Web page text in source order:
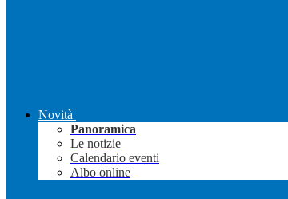
Novità
Panoramica
Le notizie
Calendario eventi
Albo online